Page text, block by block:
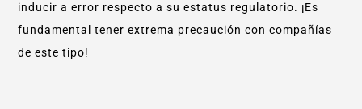
inducir a error respecto a su estatus regulatorio. ¡Es
fundamental tener extrema precaución con compañías
de este tipo!